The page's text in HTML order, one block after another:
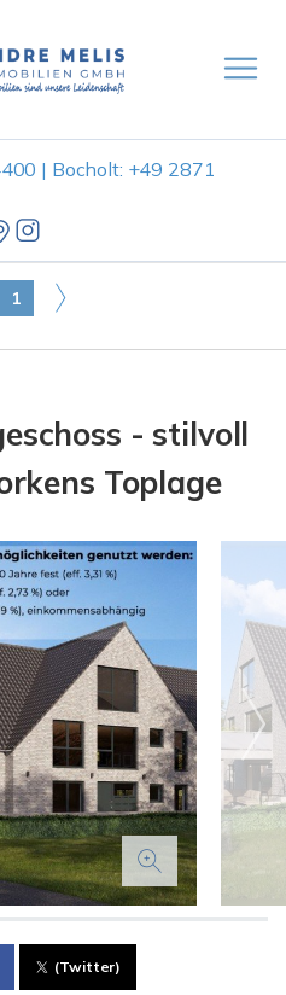
| Bocholt: +49 2871
1
- stilvoll
Toplage
(Twitter)